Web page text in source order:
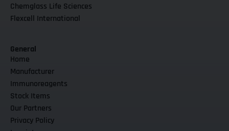
Chemglass Life Sciences
Flexcell International
General
Home
Manufacturer
Immunoreagents
Stock Items
Our Partners
Privacy Policy